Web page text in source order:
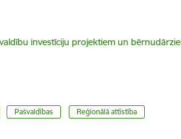
investīciju projektiem un
Pašvaldības Reģionālā attīstība